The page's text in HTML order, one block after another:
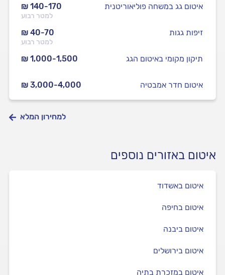
₪ 140-170
למטר רבוע
איטום גג במשחה פוליאוריטנית
₪ 40-70
למטר רבוע
זיפות גגות
₪ 1,000-1,500 תיקון מקומי באיטום הגג
₪ 3,000-4,000 איטום חדר אמבטיה
למחירון המלא
איטום באזורים נוספים
איטום באשדוד
איטום בחיפה
איטום ביבנה
איטום בירושלים
איטום במזכרת בתיה